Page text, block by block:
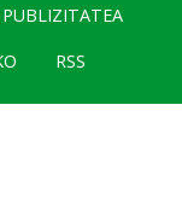
PUBLIZITATEA
RSS